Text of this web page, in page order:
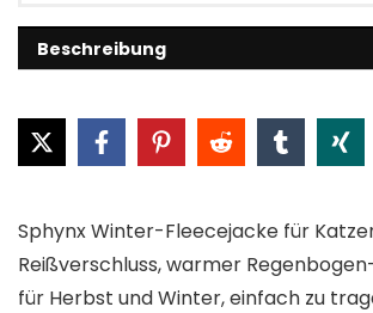
Beschreibung
Sphynx Winter-Fleecejacke für
Reißverschluss, warmer
für Herbst und Winter, einfach zu